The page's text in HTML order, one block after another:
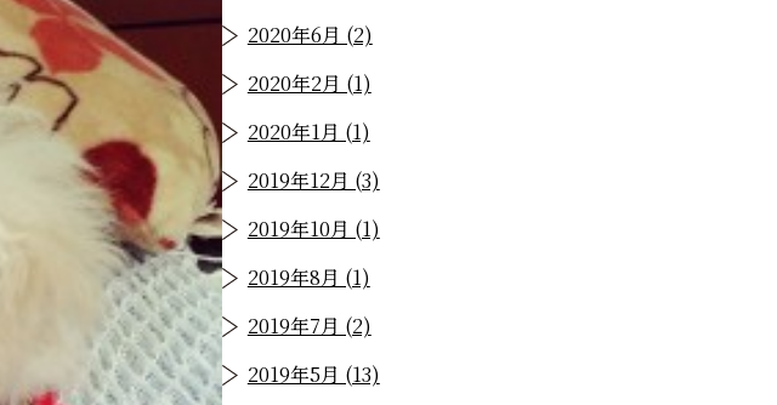
2020年6月 (2)
2020年2月 (1)
2020年1月 (1)
2019年12月 (3)
2019年10月 (1)
2019年8月 (1)
2019年7月 (2)
2019年5月 (13)